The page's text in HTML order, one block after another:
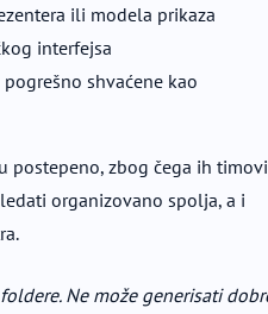
ili modela prikaza
interfejsa
shvaćene kao
postepeno, zbog čega ih timovi
organizovano spolja, a i
Ne može generisati